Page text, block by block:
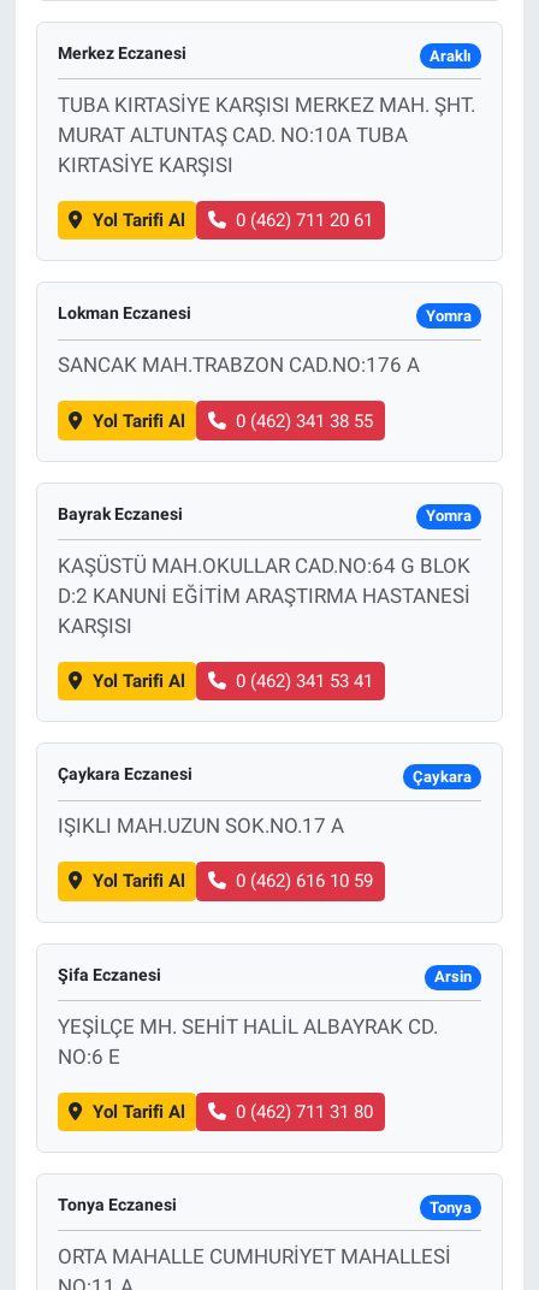
Merkez Eczanesi Araklı
TUBA KIRTASİYE KARŞISI MERKEZ MAH. ŞHT.
MURAT ALTUNTAŞ CAD. NO:10A TUBA
KIRTASİYE KARŞISI
Yol Tarifi Al 0 (462) 711 20 61
Lokman Eczanesi Yomra
SANCAK MAH.TRABZON CAD.NO:176 A
Yol Tarifi Al 0 (462) 341 38 55
Bayrak Eczanesi Yomra
KAŞÜSTÜ MAH.OKULLAR CAD.NO:64 G BLOK
D:2 KANUNİ EĞİTİM ARAŞTIRMA HASTANESİ
KARŞISI
Yol Tarifi Al 0 (462) 341 53 41
Çaykara Eczanesi Çaykara
IŞIKLI MAH.UZUN SOK.NO.17 A
Yol Tarifi Al 0 (462) 616 10 59
Şifa Eczanesi Arsin
YEŞİLÇE MH. SEHİT HALİL ALBAYRAK CD.
NO:6 E
Yol Tarifi Al 0 (462) 711 31 80
Tonya Eczanesi Tonya
ORTA MAHALLE CUMHURİYET MAHALLESİ